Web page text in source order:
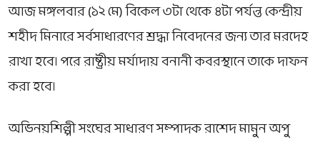
আজ মঙ্গলবার (১২ মে) বিকেল ৩টা থেকে ৪টা পর্যন্ত কেন্দ্রীয়
শহীদ মিনারে সর্বসাধারণের শ্রদ্ধা নিবেদনের জন্য তার মরদেহ
রাখা হবে। পরে রাষ্ট্রীয় মর্যাদায় বনানী কবরস্থানে তাকে দাফন
করা হবে।
অভিনয়শিল্পী সংঘের সাধারণ সম্পাদকরাশেদ মামুন অপু